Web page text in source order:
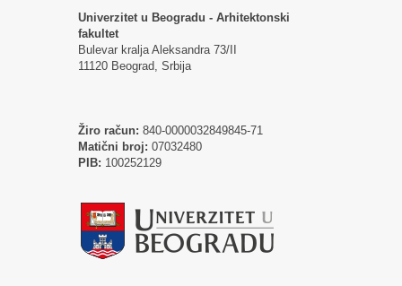
Univerzitet u Beogradu - Arhitektonski
fakultet
Bulevar kralja Aleksandra 73/II
11120 Beograd, Srbija
Žiro račun: 840-0000032849845-71
Matični broj: 07032480
PIB: 100252129